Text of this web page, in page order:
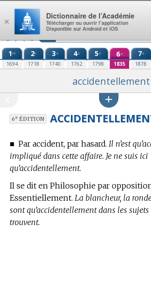
Aller au contenu
1re
1694
2e
1718
3e
1740
4e
1762
5e
1798
6e
1835
7e
1878
accidentellement
6eÉDITION
■ Par accident, par hasard. Il n’est
impliqué dans cette affaire. Je ne suis ici
qu’accidentellement.
Il se dit en Philosophie par
Essentiellement. La blancheur, la
sont qu’accidentellement dans les sujets
trouvent.
×
Dictionnaire de l’Académie
Télécharger ou ouvrir l’application
Disponible sur Android et iOS